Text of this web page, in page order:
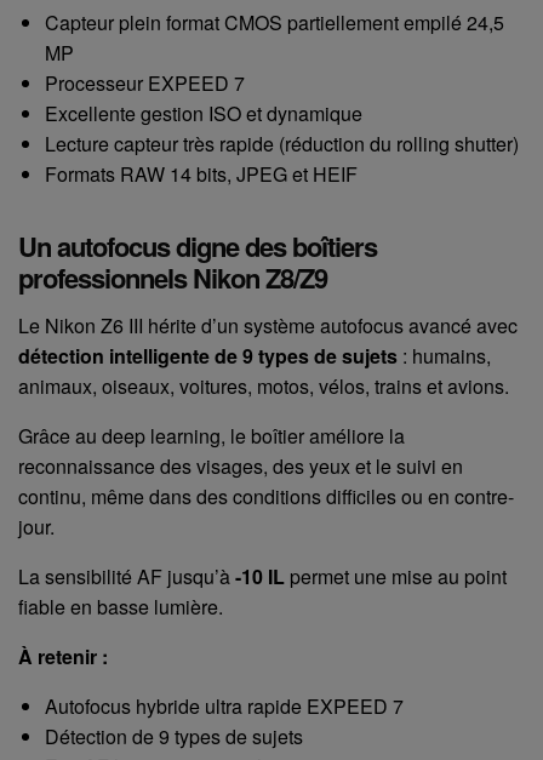
Capteur plein format CMOS partiellement empilé 24,5
MP
Processeur EXPEED 7
Excellente gestion ISO et dynamique
Lecture capteur très rapide (réduction du rolling shutter)
Formats RAW 14 bits, JPEG et HEIF
Un autofocus digne des boîtiers
professionnels Nikon Z8/Z9
Le Nikon Z6 III hérite d’un système autofocus avancé avec
détection intelligente de 9 types de sujets : humains,
animaux, oiseaux, voitures, motos, vélos, trains et avions.
Grâce au deep learning, le boîtier améliore la
reconnaissance des visages, des yeux et le suivi en
continu, même dans des conditions difficiles ou en contre-
jour.
La sensibilité AF jusqu’à-10 IL permet une mise au point
fiable en basse lumière.
À retenir :
Autofocus hybride ultra rapide EXPEED 7
Détection de 9 types de sujets